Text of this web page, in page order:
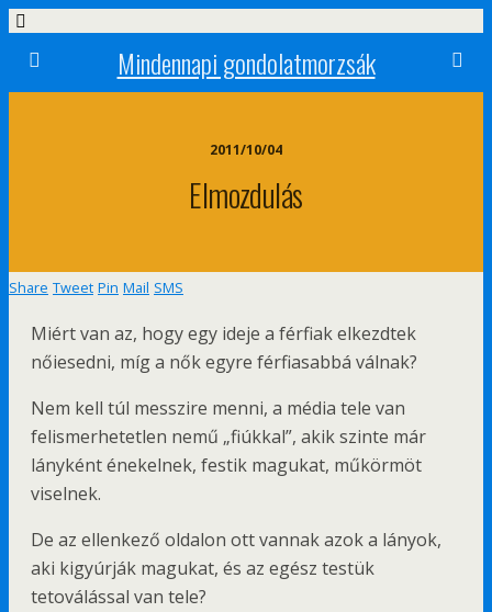
Mindennapi gondolatmorzsák
2011/10/04
Elmozdulás
Share Tweet Pin Mail SMS
Miért van az, hogy egy ideje a férfiak elkezdtek
nőiesedni, míg a nők egyre férfiasabbá válnak?
Nem kell túl messzire menni, a média tele van
felismerhetetlen nemű „fiúkkal”, akik szinte már
lányként énekelnek, festik magukat, műkörmöt
viselnek.
De az ellenkező oldalon ott vannak azok a lányok,
aki kigyúrják magukat, és az egész testük
tetoválással van tele?